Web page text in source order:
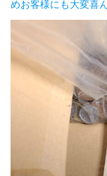
めお客様にも大変喜